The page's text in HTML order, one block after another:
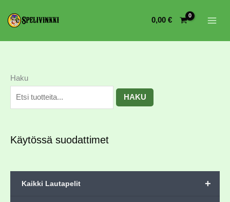
0,00 €
Haku
HAKU
Käytössä suodattimet
+
Kaikki Lautapelit